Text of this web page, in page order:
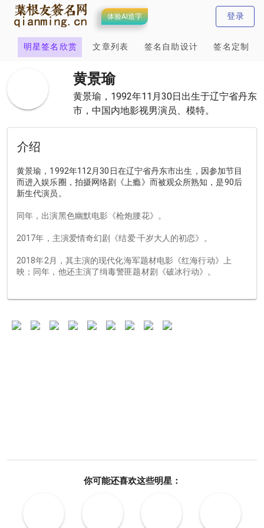
体验AI造字 登录
明星签名欣赏 文章列表 签名自助设计 签名定制
黄景瑜
黄景瑜，1992年11月30日出生于辽宁省丹东
市，中国内地影视男演员、模特。
介绍
黄景瑜，1992年112月30日在辽宁省丹东市出生，因参加节目
而进入娱乐圈，拍摄网络剧《上瘾》而被观众所熟知，是90后
新生代演员。
同年，出演黑色幽默电影《枪炮腰花》。
2017年，主演爱情奇幻剧《结爱·千岁大人的初恋》。
2018年2月，其主演的现代化海军题材电影《红海行动》上
映；同年，他还主演了缉毒警匪题材剧《破冰行动》。
你可能还喜欢这些明星：